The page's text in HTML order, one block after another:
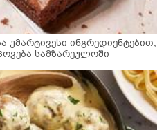
უმარტივესი ინგრედიენტებით,
სამზარეულოში